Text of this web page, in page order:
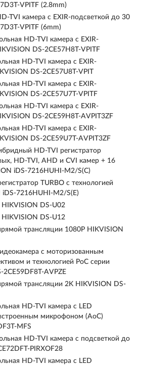
VPITF (2.8mm)
TVI камера с EXIR-подсветкой до 30
VPITF (6mm)
HD-TVI камера с EXIR-
DS-2CE57H8T-VPITF
HD-TVI камера с EXIR-
DS-2CE57U8T-VPIT
HD-TVI камера с EXIR-
DS-2CE57U7T-VPITF
HD-TVI камера с EXIR-
DS-2CE59H8T-AVPIT3ZF
HD-TVI камера с EXIR-
DS-2CE59U7T-AVPIT3ZF
HD-TVI регистратор
HD-TVI, AHD и CVI камер + 16
iDS-7216HUHI-M2/S(C)
TURBO с технологией
iDS-7216HUHI-M2/S(E)
DS-U02
DS-U12
трансляции 1080P HIKVISION
с моторизованным
и технологией PoC серии
AVPZE
трансляции 2K HIKVISION DS-
HD-TVI камера с LED
микрофоном (AoC)
MFS
HD-TVI камера с подсветкой до
PIRXOF28
HD-TVI камера с LED